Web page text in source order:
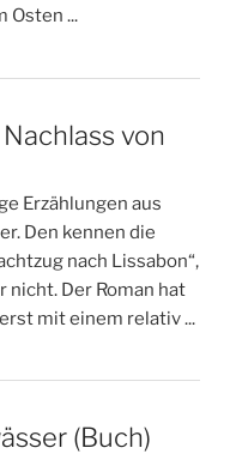
Osten ...
von
Erzählungen aus
Den kennen die
nach Lissabon“,
nicht. Der Roman hat
mit einem relativ ...
(Buch)